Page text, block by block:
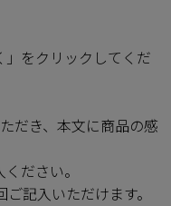
をクリックしてくだ
だき、本文に商品の感
ださい。
記入いただけます。